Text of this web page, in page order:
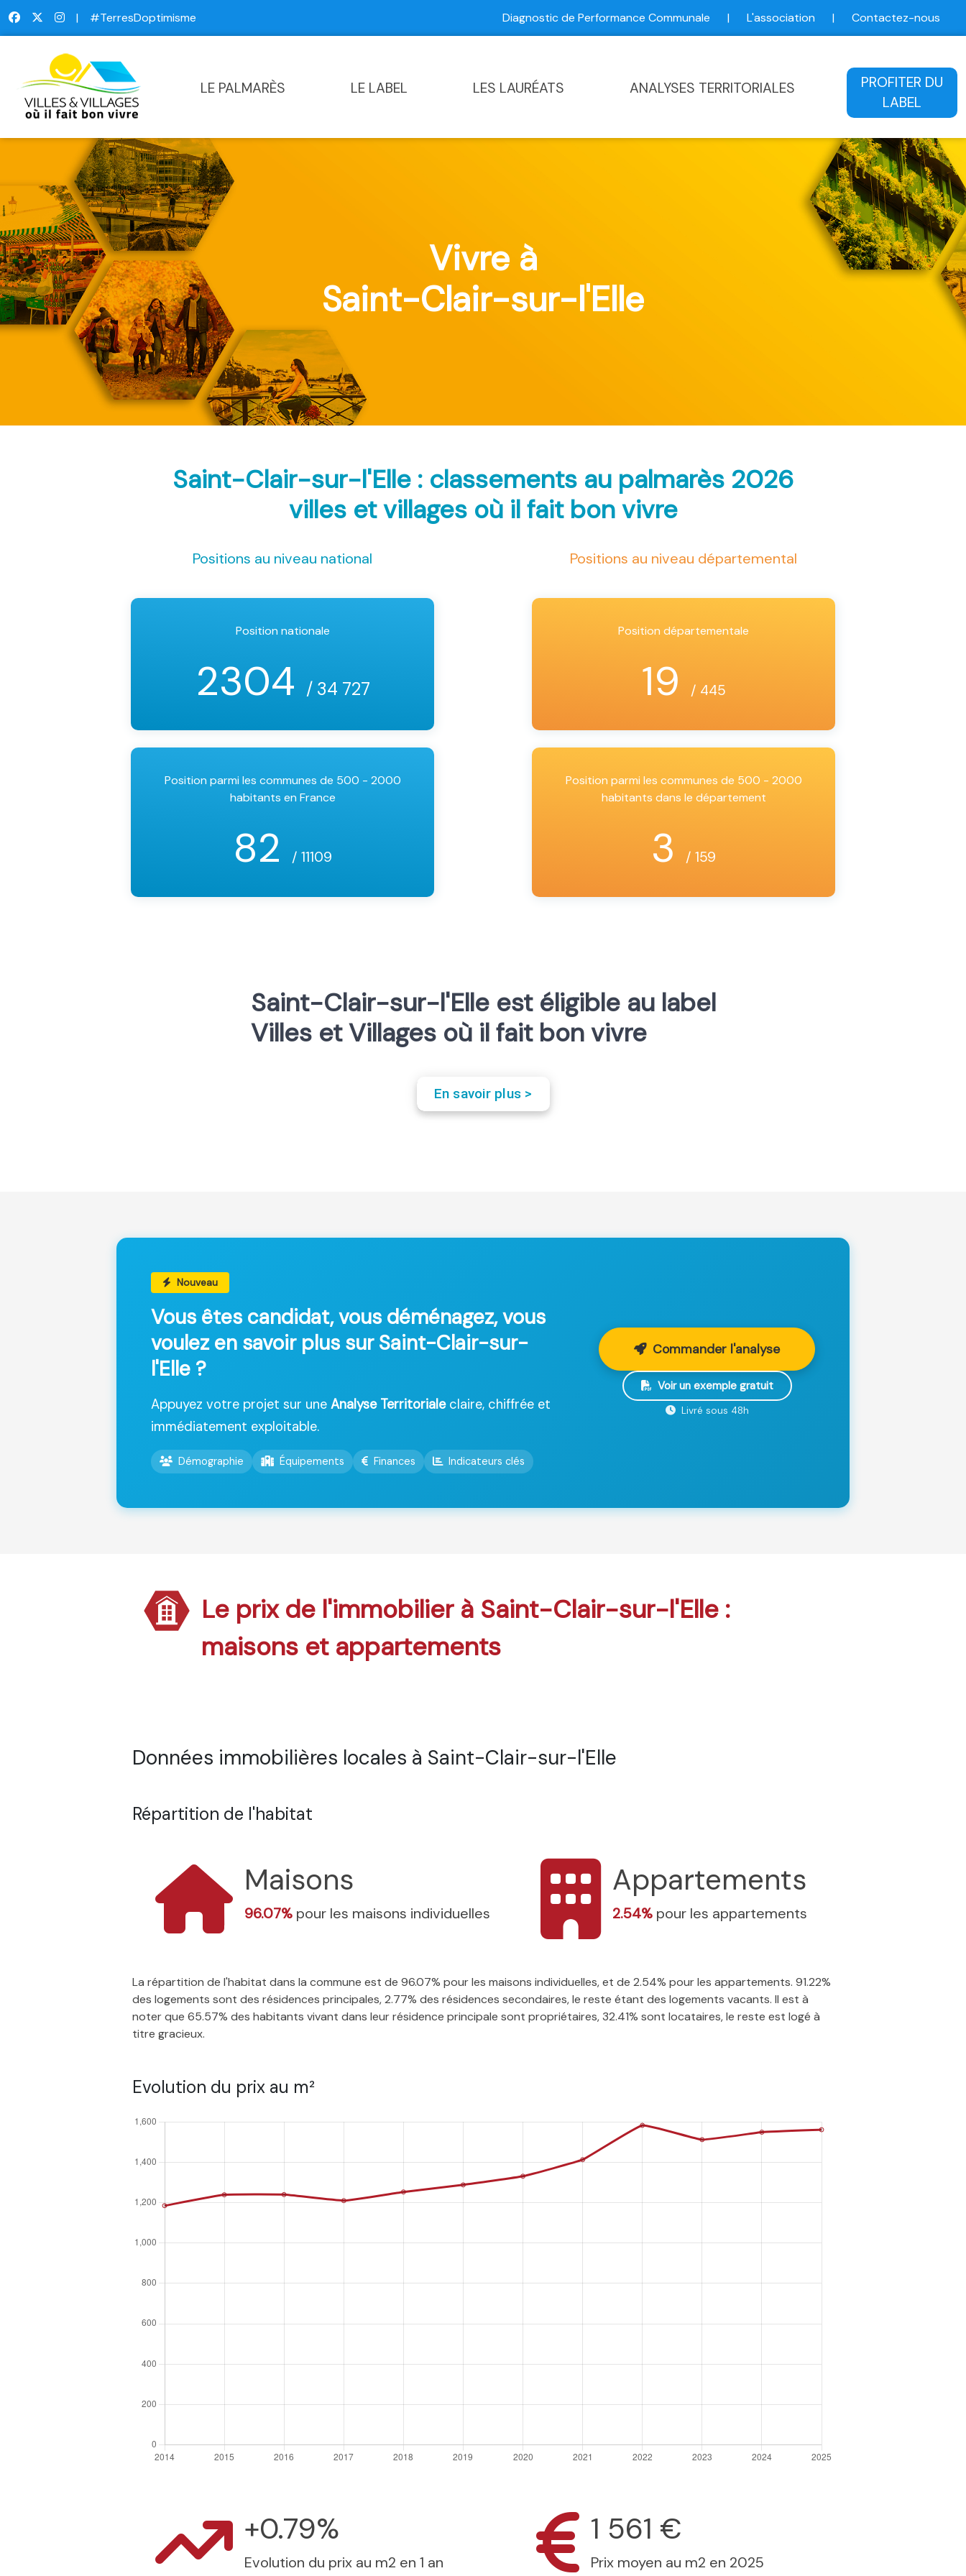
| #TerresDoptimisme Diagnostic de Performance Communale | L'association | Contactez-nous
LE PALMARÈS LE LABEL LES LAURÉATS ANALYSES TERRITORIALES
PROFITER DU
LABEL
Vivre à
Saint-Clair-sur-l'Elle
Saint-Clair-sur-l'Elle : classements au palmarès 2026
villes et villages où il fait bon vivre
Positions au niveau national
Position nationale
2304 / 34 727
Position parmi les communes de 500 - 2000
habitants en France
82 / 11109
Positions au niveau départemental
Position départementale
19 / 445
Position parmi les communes de 500 - 2000
habitants dans le département
3 / 159
Saint-Clair-sur-l'Elle est éligible au label
Villes et Villages où il fait bon vivre
En savoir plus >
Nouveau
Vous êtes candidat, vous déménagez, vous
voulez en savoir plus sur Saint-Clair-sur-
l'Elle ?
Appuyez votre projet sur une Analyse Territorialeclaire, chiffrée et
immédiatement exploitable.
Démographie Équipements Finances Indicateurs clés
Commander l'analyse
Voir un exemple gratuit
Livré sous 48h
Le prix de l'immobilier à Saint-Clair-sur-l'Elle :
maisons et appartements
Données immobilières locales à Saint-Clair-sur-l'Elle
Répartition de l'habitat
Maisons
96.07% pour les maisons individuelles
Appartements
2.54% pour les appartements
La répartition de l'habitat dans la commune est de 96.07% pour les maisons individuelles, et de 2.54% pour les appartements. 91.22%
des logements sont des résidences principales, 2.77% des résidences secondaires, le reste étant des logements vacants. Il est à
noter que 65.57% des habitants vivant dans leur résidence principale sont propriétaires, 32.41% sont locataires, le reste est logé à
titre gracieux.
Evolution du prix au m²
+0.79%
Evolution du prix au m2 en 1 an
1 561 €
Prix moyen au m2 en 2025